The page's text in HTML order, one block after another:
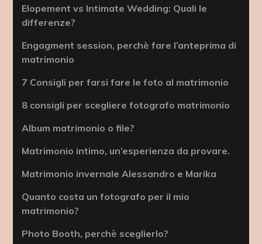
Elopement vs Intimate Wedding: Quali le
differenze?
Engagment session, perchè fare l’anteprima di
matrimonio
7 Consigli per farsi fare le foto al matrimonio
8 consigli per scegliere fotografo matrimonio
Album matrimonio o file?
Matrimonio intimo, un’esperienza da provare.
Matrimonio invernale Alessandro e Marika
Quanto costa un fotografo per il mio
matrimonio?
Photo Booth, perchè sceglierlo?